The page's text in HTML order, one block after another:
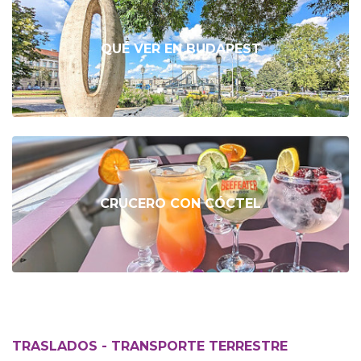
QUÉ VER EN BUDAPEST
CRUCERO CON CÓCTEL
TRASLADOS - TRANSPORTE TERRESTRE